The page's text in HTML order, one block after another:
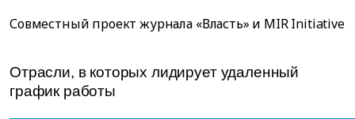
Совместный проект журнала «Власть» и MIR Initiative
Отрасли, в которых лидирует удаленный
график работы